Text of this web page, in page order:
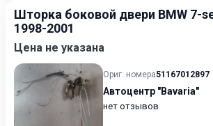
Шторка боковой двери BMW 7-
1998-2001
Цена не указана
Ориг. номера51167012897
Автоцентр "Bavaria"
нет отзывов